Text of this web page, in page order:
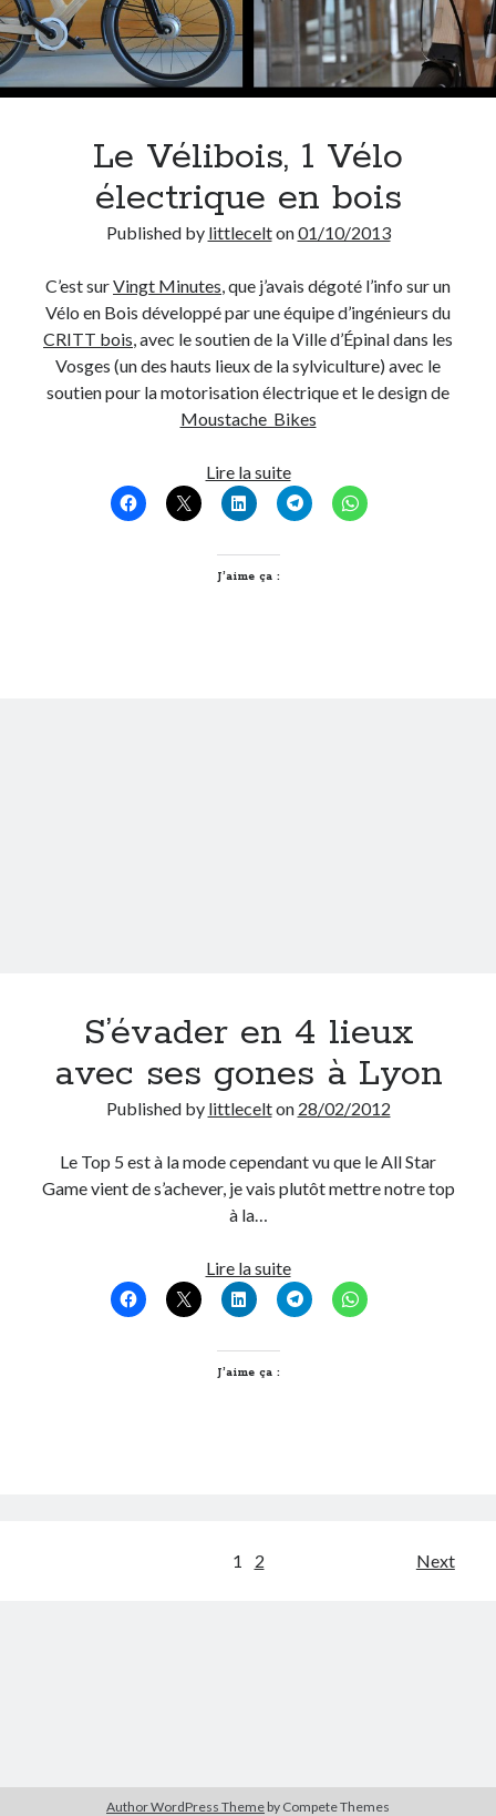
Le Vélibois, 1 Vélo
électrique en bois
Published by littlecelton01/10/2013
C’est surVingt Minutes, que j’avais dégoté l’info sur un
Vélo en Bois développé par une équipe d’ingénieurs du
CRITT bois, avec le soutien de la Ville d’Épinal dans les
Vosges (un des hauts lieux de la sylviculture) avec le
soutien pour la motorisation électrique et le design de
Moustache Bikes
Lire la suiteLe
Vélibois,
1
J’aime ça :
S’évader en 4 lieux
avec ses gones à Lyon
Published by littlecelton 28/02/2012
Le Top 5 est à la mode cependant vu que le All Star
Game vient de s’achever, je vais plutôt mettre notre top
à la…
Lire la suiteS’évader
en
4
J’aime ça :
1 2 Next
Author WordPress Theme by Compete Themes